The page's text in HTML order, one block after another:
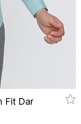
Fit Dar